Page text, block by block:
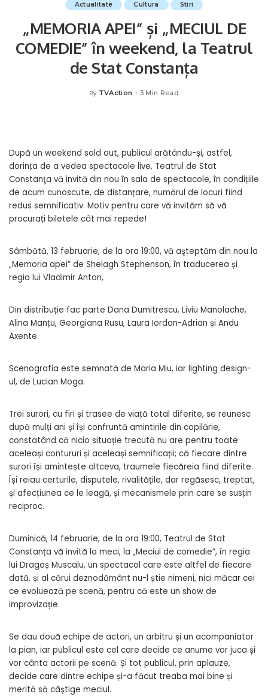
Actualitate Cultura Stiri
„MEMORIA APEI” și „MECIUL DE
COMEDIE” în weekend, la Teatrul
de Stat Constanța
Posted
By TVAction 3 Min Read
După un weekend sold out, publicul arătându-și, astfel,
dorința de a vedea spectacole live, Teatrul de Stat
Constanţa vă invită din nou în sala de spectacole, în condițiile
de acum cunoscute, de distanțare, numărul de locuri fiind
redus semnificativ. Motiv pentru care vă invităm să vă
procurați biletele cât mai repede!
Sâmbătă, 13 februarie, de la ora 19:00, vă aşteptăm din nou la
„Memoria apei” de Shelagh Stephenson, în traducerea și
regia lui Vladimir Anton,
Din distribuție fac parte Dana Dumitrescu, Liviu Manolache,
Alina Manțu, Georgiana Rusu, Laura Iordan-Adrian și Andu
Axente.
Scenografia este semnată de Maria Miu, iar lighting design-
ul, de Lucian Moga.
Trei surori, cu firi și trasee de viață total diferite, se reunesc
după mulți ani și își confruntă amintirile din copilărie,
constatând că nicio situație trecută nu are pentru toate
aceleași contururi și aceleași semnificații; că fiecare dintre
surori își amintește altceva, traumele fiecăreia fiind diferite.
Își reiau certurile, disputele, rivalitățile, dar regăsesc, treptat,
și afecțiunea ce le leagă, și mecanismele prin care se susțin
reciproc.
Duminică, 14 februarie, de la ora 19:00, Teatrul de Stat
Constanța vă invită la meci, la „Meciul de comedie”, în regia
lui Dragoș Muscalu, un spectacol care este altfel de fiecare
dată, și al cărui deznodământ nu-l știe nimeni, nici măcar cei
ce evoluează pe scenă, pentru că este un show de
improvizație.
Se dau două echipe de actori, un arbitru și un acompaniator
la pian, iar publicul este cel care decide ce anume vor juca și
vor cânta actorii pe scenă. Și tot publicul, prin aplauze,
decide care dintre echipe și-a făcut treaba mai bine și
merită să câștige meciul.